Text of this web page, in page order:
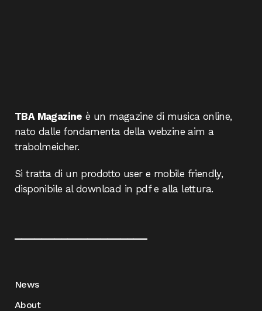
TBA Magazine è un magazine di musica online,
nato dalle fondamenta della webzine aim a
trabolmeicher.
Si tratta di un prodotto user e mobile friendly,
disponibile al download in pdf e alla lettura.
News
About